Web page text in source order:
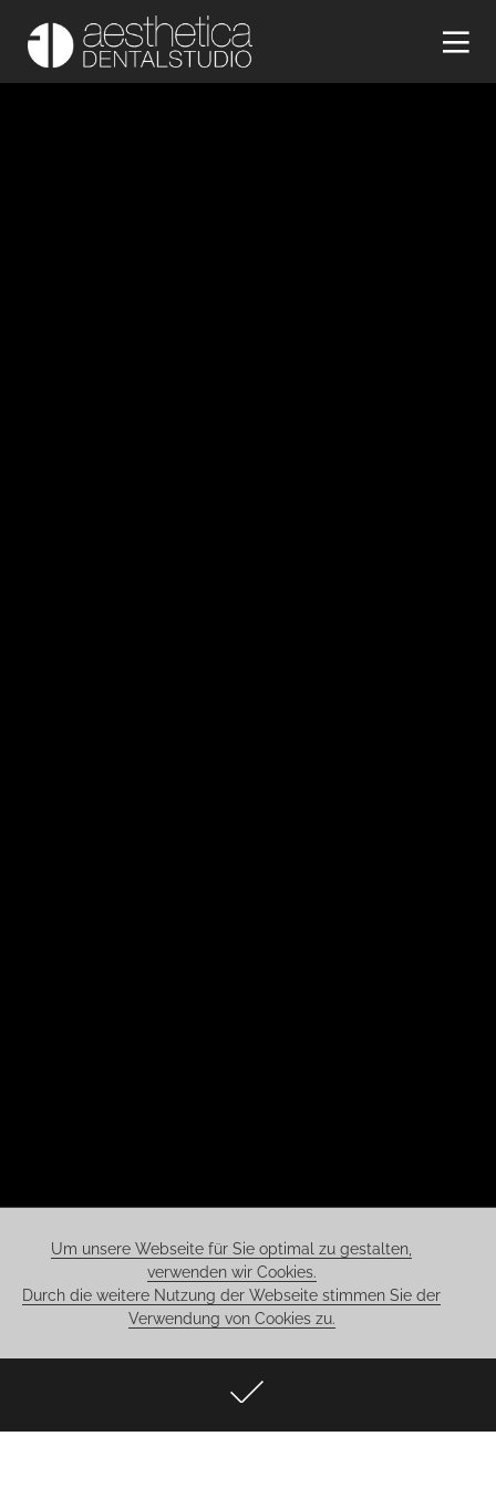
Um unsere Webseite für Sie optimal zu gestalten,
verwenden wir Cookies.
Durch die weitere Nutzung der Webseite stimmen Sie der
Verwendung von Cookies zu.